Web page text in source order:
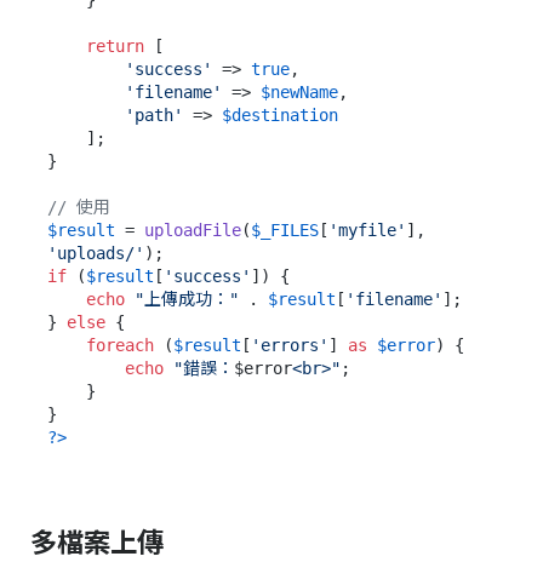
return [
'success'
=> true,
'filename'
=> $newName,
'path'
=> $destination
}
// 使用
$result = uploadFile($_FILES [ 'myfile'
'uploads/'
if ($result [ 'success' ]) {
echo
"上傳成功：" . $result [ 'filename' ];
} else {
foreach ($result [ 'errors' ] as $error) {
echo
"錯誤： $error<br>" ;
?>
多檔案上傳